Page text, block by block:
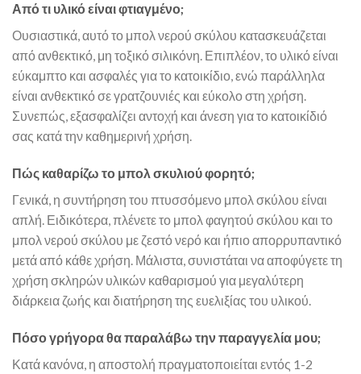
Από τι υλικό είναι φτιαγμένο;
Ουσιαστικά, αυτό το μπολ νερού σκύλου κατασκευάζεται
από ανθεκτικό, μη τοξικό σιλικόνη. Επιπλέον, το υλικό είναι
εύκαμπτο και ασφαλές για το κατοικίδιο, ενώ παράλληλα
είναι ανθεκτικό σε γρατζουνιές και εύκολο στη χρήση.
Συνεπώς, εξασφαλίζει αντοχή και άνεση για το κατοικίδιό
σας κατά την καθημερινή χρήση.
Πώς καθαρίζω το μπολ σκυλιού φορητό;
Γενικά, η συντήρηση του πτυσσόμενο μπολ σκύλου είναι
απλή. Ειδικότερα, πλένετε το μπολ φαγητού σκύλου και το
μπολ νερού σκύλου με ζεστό νερό και ήπιο απορρυπαντικό
μετά από κάθε χρήση. Μάλιστα, συνιστάται να αποφύγετε τη
χρήση σκληρών υλικών καθαρισμού για μεγαλύτερη
διάρκεια ζωής και διατήρηση της ευελιξίας του υλικού.
Πόσο γρήγορα θα παραλάβω την παραγγελία μου;
Κατά κανόνα, η αποστολή πραγματοποιείται εντός 1-2